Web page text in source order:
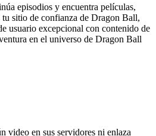
episodios y encuentra películas,
tu sitio de confianza de Dragon Ball,
usuario excepcional con contenido de
en el universo de Dragon Ball
video en sus servidores ni enlaza